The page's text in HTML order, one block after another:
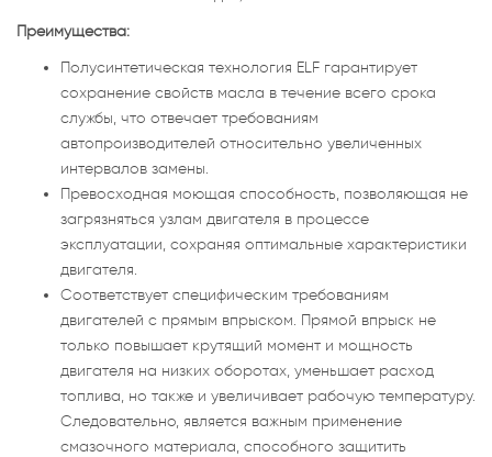
Преимущества:
Полусинтетическая технология ELF гарантирует
сохранение свойств масла в течение всего срока
службы, что отвечает требованиям
автопроизводителей относительно увеличенных
интервалов замены.
Превосходная моющая способность, позволяющая не
загрязняться узлам двигателя в процессе
эксплуатации, сохраняя оптимальные характеристики
двигателя.
Соответствует специфическим требованиям
двигателей с прямым впрыском. Прямой впрыск не
только повышает крутящий момент и мощность
двигателя на низких оборотах, уменьшает расход
топлива, но также и увеличивает рабочую температуру.
Следовательно, является важным применение
смазочного материала, способного защитить